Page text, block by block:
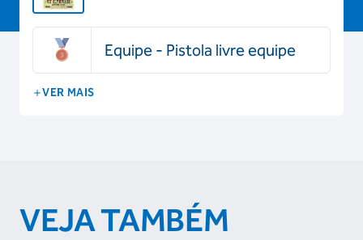
Equipe - Pistola livre equipe
VER MAIS
VEJA TAMBÉM